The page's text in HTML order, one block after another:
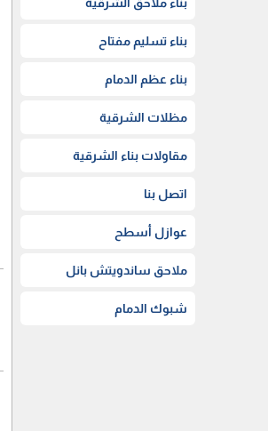
بناء تسليم مفتاح
بناء عظم الدمام
مظلات الشرقية
مقاولات بناء الشرقية
اتصل بنا
عوازل أسطح
ملاحق ساندويتش بانل
شبوك الدمام